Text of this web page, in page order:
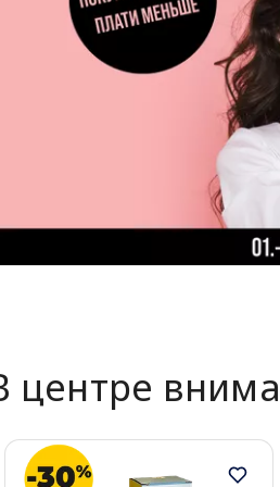
центре